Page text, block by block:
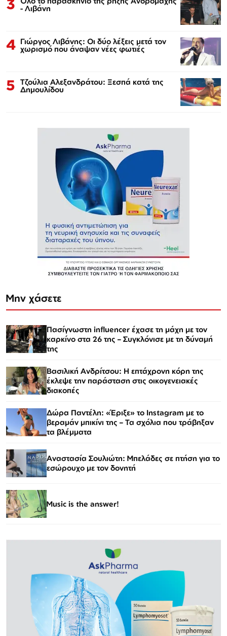
3 - Λιβάνη
4 Γιώργος Λιβάνης: Οι δύο λέξεις μετά τον
χωρισμό που άναψαν νέες φωτιές
5 Τζούλια Αλεξανδράτου: Ξεσπά κατά της
Δημουλίδου
Μην χάσετε
Πασίγνωστη influencer έχασε τη μάχη με τον
καρκίνο στα 26 της – Συγκλόνισε με τη δύναμή
της
Βασιλική Ανδρίτσου: Η επτάχρονη κόρη της
έκλεψε την παράσταση στις οικογενειακές
διακοπές
Δώρα Παντέλη: «Έριξε» το Instagram με το
βεραμάν μπικίνι της – Τα σχόλια που τράβηξαν
τα βλέμματα
Αναστασία Σουλιώτη: Μπελάδες σε πτήση για το
εσώρουχο με τον δονητή
Music is the answer!